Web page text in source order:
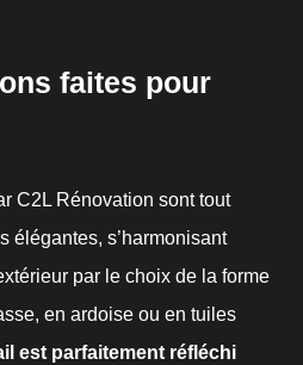
faites pour
C2L Rénovation sont tout
élégantes, s’harmonisant
par le choix de la forme
en ardoise ou en tuiles
est parfaitement réfléchi